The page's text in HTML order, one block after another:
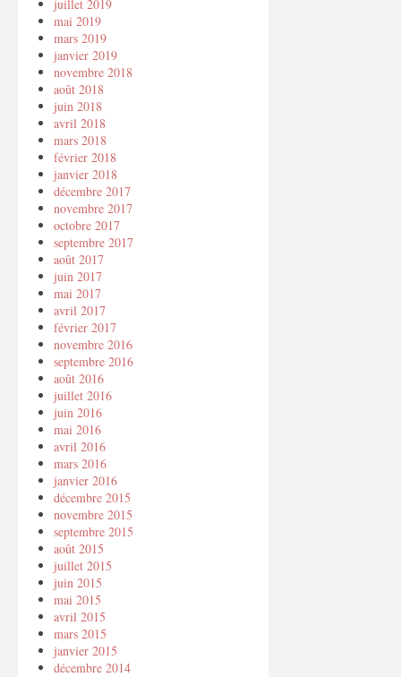
juillet 2019
mai 2019
mars 2019
janvier 2019
novembre 2018
août 2018
juin 2018
avril 2018
mars 2018
février 2018
janvier 2018
décembre 2017
novembre 2017
octobre 2017
septembre 2017
août 2017
juin 2017
mai 2017
avril 2017
février 2017
novembre 2016
septembre 2016
août 2016
juillet 2016
juin 2016
mai 2016
avril 2016
mars 2016
janvier 2016
décembre 2015
novembre 2015
septembre 2015
août 2015
juillet 2015
juin 2015
mai 2015
avril 2015
mars 2015
janvier 2015
décembre 2014